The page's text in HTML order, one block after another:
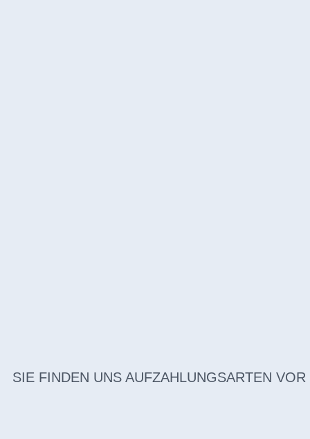
SIE FINDEN UNS AUFZAHLUNGSARTEN VOR